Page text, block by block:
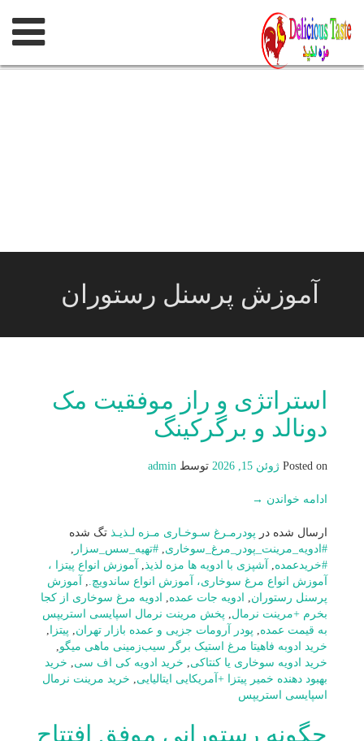
به
محتوی
آموزش پرسنل رستوران
استراتژی و راز موفقیت مک
دونالد و برگرکینگ
Posted on ژوئن 15, 2026 توسط admin
ادامه خواندن →
ارسال شده در پودرمـرغ سـوخـاری مـزه لـذیـذ تگ شده
#ادویه_مرینت_پودر_مرغ_سوخاری, #تهیه_سس_سزار ,
#خریدعمده, آشپزی با ادویه ها مزه لذیذ,
آموزش انواع پیتزا ،
آموزش انواع مرغ سوخاری، آموزش انواع ساندویچ.,
آموزش
پرسنل رستوران, ادویه جات عمده, ادویه مرغ سوخاری از کجا
بخرم +مرینت نرمال, پخش مرینت نرمال اسپایسی استریپس
به قیمت عمده, پودر آرومات جزیی و عمده بازار تهران, پیتزا ,
خرید ادوبه فاهیتا مرغ استیک برگر سیب‌زمینی ماهی میگو,
خرید ادویه سوخاری یا کنتاکی, خرید ادویه کی اف سی, خرید
بهبود دهنده خمیر پیتزا +آمریکایی ایتالیایی, خرید مرینت نرمال
اسپایسی استریپس
چگونه رستورانی موفق افتتاح